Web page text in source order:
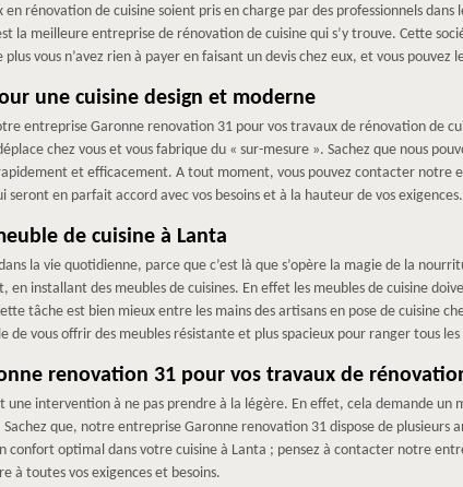
en rénovation de cuisine soient pris en charge par des professionnels
la meilleure entreprise de rénovation de cuisine qui s’y trouve. Cette
vous n’avez rien à payer en faisant un devis chez eux, et vous
une cuisine design et moderne
entreprise Garonne renovation 31 pour vos travaux de rénovation de
chez vous et vous fabrique du « sur-mesure ». Sachez que nous
et efficacement. A tout moment, vous pouvez contacter notre
en parfait accord avec vos besoins et à la hauteur de vos exigences.
de cuisine à Lanta
la vie quotidienne, parce que c’est là que s’opère la magie de la
installant des meubles de cuisines. En effet les meubles de cuisine
tâche est bien mieux entre les mains des artisans en pose de cuisine
de vous offrir des meubles résistante et plus spacieux pour ranger tous les
renovation 31 pour vos travaux de
une intervention à ne pas prendre à la légère. En effet, cela demande
que, notre entreprise Garonne renovation 31 dispose de plusieurs
confort optimal dans votre cuisine à Lanta ; pensez à contacter notre
à toutes vos exigences et besoins.